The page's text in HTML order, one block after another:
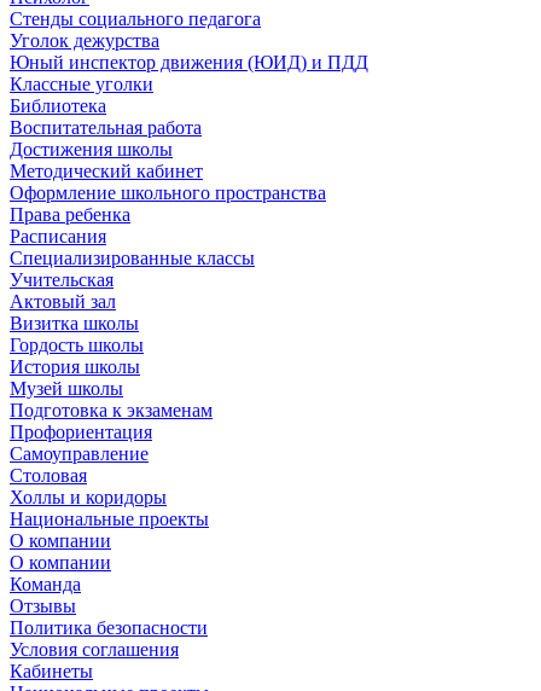
Стенды социального педагога
Уголок дежурства
Юный инспектор движения (ЮИД) и ПДД
Классные уголки
Библиотека
Воспитательная работа
Достижения школы
Методический кабинет
Оформление школьного пространства
Права ребенка
Расписания
Специализированные классы
Учительская
Актовый зал
Визитка школы
Гордость школы
История школы
Музей школы
Подготовка к экзаменам
Профориентация
Самоуправление
Столовая
Холлы и коридоры
Национальные проекты
О компании
О компании
Команда
Отзывы
Политика безопасности
Условия соглашения
Кабинеты